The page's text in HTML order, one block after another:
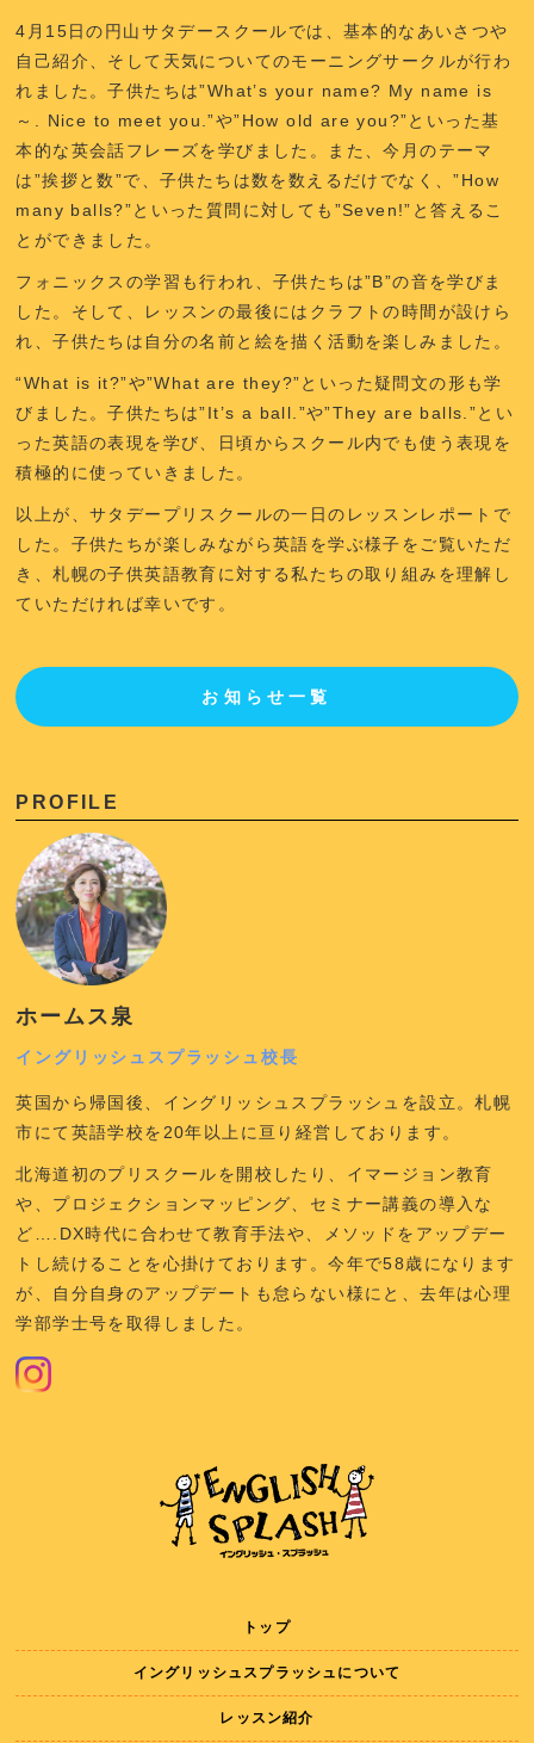
4月15日の円山サタデースクールでは、基本的なあいさつや
自己紹介、そして天気についてのモーニングサークルが行わ
れました。子供たちは”What’s your name? My name is
～. Nice to meet you.”や”How old are you?”といった基
本的な英会話フレーズを学びました。また、今月のテーマ
は”挨拶と数”で、子供たちは数を数えるだけでなく、”How
many balls?”といった質問に対しても”Seven!”と答えるこ
とができました。
フォニックスの学習も行われ、子供たちは”B”の音を学びま
した。そして、レッスンの最後にはクラフトの時間が設けら
れ、子供たちは自分の名前と絵を描く活動を楽しみました。
“What is it?”や”What are they?”といった疑問文の形も学
びました。子供たちは”It’s a ball.”や”They are balls.”とい
った英語の表現を学び、日頃からスクール内でも使う表現を
積極的に使っていきました。
以上が、サタデープリスクールの一日のレッスンレポートで
した。子供たちが楽しみながら英語を学ぶ様子をご覧いただ
き、札幌の子供英語教育に対する私たちの取り組みを理解し
ていただければ幸いです。
お知らせ一覧
PROFILE
ホームス泉
イングリッシュスプラッシュ校長
英国から帰国後、イングリッシュスプラッシュを設立。札幌
市にて英語学校を20年以上に亘り経営しております。
北海道初のプリスクールを開校したり、イマージョン教育
や、プロジェクションマッピング、セミナー講義の導入な
ど….DX時代に合わせて教育手法や、メソッドをアップデー
トし続けることを心掛けております。今年で58歳になります
が、自分自身のアップデートも怠らない様にと、去年は心理
学部学士号を取得しました。
トップ
イングリッシュスプラッシュについて
レッスン紹介